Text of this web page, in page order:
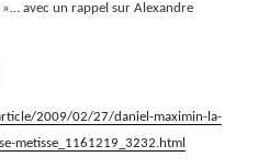
»… avec un rappel sur Alexandre
2009/02/27/daniel-maximin-la-
metisse_1161219_3232.html